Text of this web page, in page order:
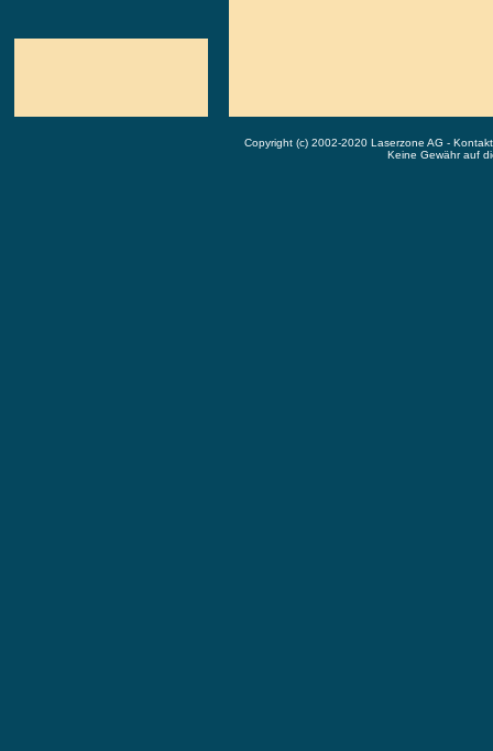
Copyright (c) 2002-2020 Laserzone AG -
Keine Gewähr auf